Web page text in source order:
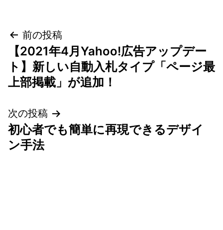
投
稿
ナ
ビ
ゲ
ー
前の投稿
【2021年4月Yahoo!広告アップデー
ト】新しい自動入札タイプ「ページ最
上部掲載」が追加！
次の投稿
初心者でも簡単に再現できるデザイ
ン手法